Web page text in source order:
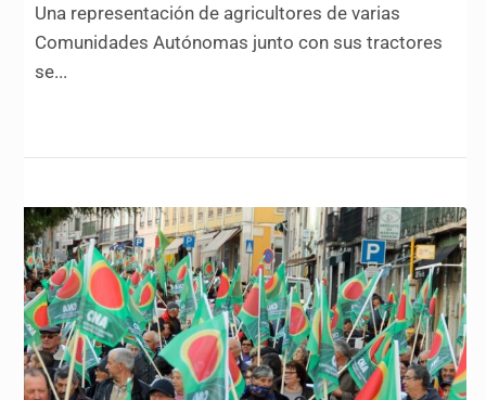
Una representación de agricultores de varias
Comunidades Autónomas junto con sus tractores
se...